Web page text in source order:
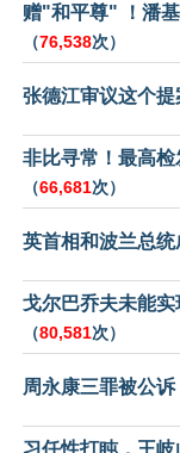
赠"和平尊" ！潘
（76,538次）
张德江审议这个
非比寻常！最高
（66,681次）
英首相和波兰总
戈尔巴乔夫未能
（80,581次）
周永康三罪被公
习任性打盹，王